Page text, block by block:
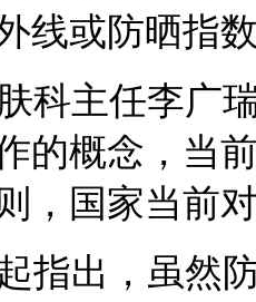
线或防晒指
科主任李广
的概念，当
，国家当前
指出，虽然